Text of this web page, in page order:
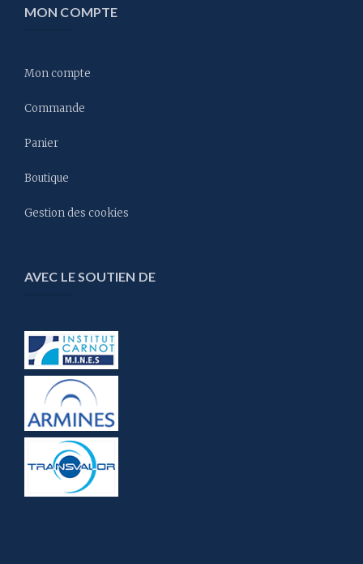
MON COMPTE
Mon compte
Commande
Panier
Boutique
Gestion des cookies
AVEC LE SOUTIEN DE